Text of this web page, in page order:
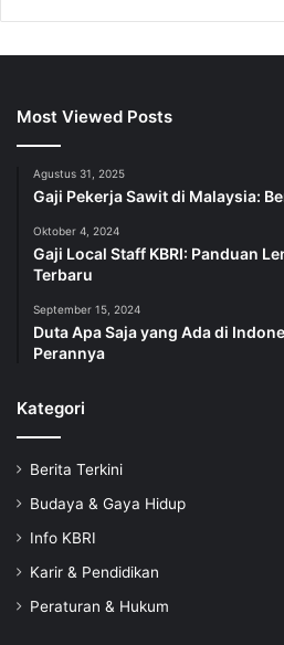
Most Viewed Posts
Agustus 31, 2025
Gaji Pekerja Sawit di Malaysia:
Oktober 4, 2024
Gaji Local Staff KBRI: Panduan
Terbaru
September 15, 2024
Duta Apa Saja yang Ada di
Perannya
Kategori
Berita Terkini
Budaya & Gaya Hidup
Info KBRI
Karir & Pendidikan
Peraturan & Hukum